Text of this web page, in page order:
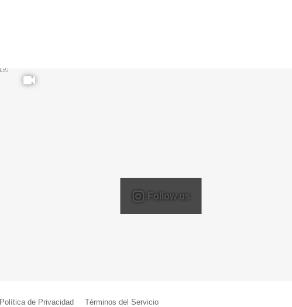
Follow us
Política de Privacidad Términos del Servicio